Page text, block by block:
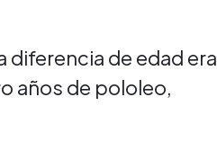
diferencia de edad era
años de pololeo,